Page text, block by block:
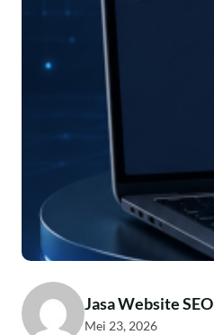
Jasa Website SEO
Mei 23, 2026